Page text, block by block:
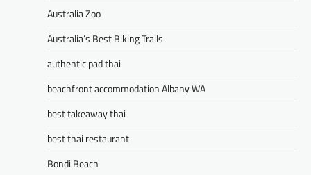
Australia Zoo
Australia’s Best Biking Trails
authentic pad thai
beachfront accommodation Albany WA
best takeaway thai
best thai restaurant
Bondi Beach